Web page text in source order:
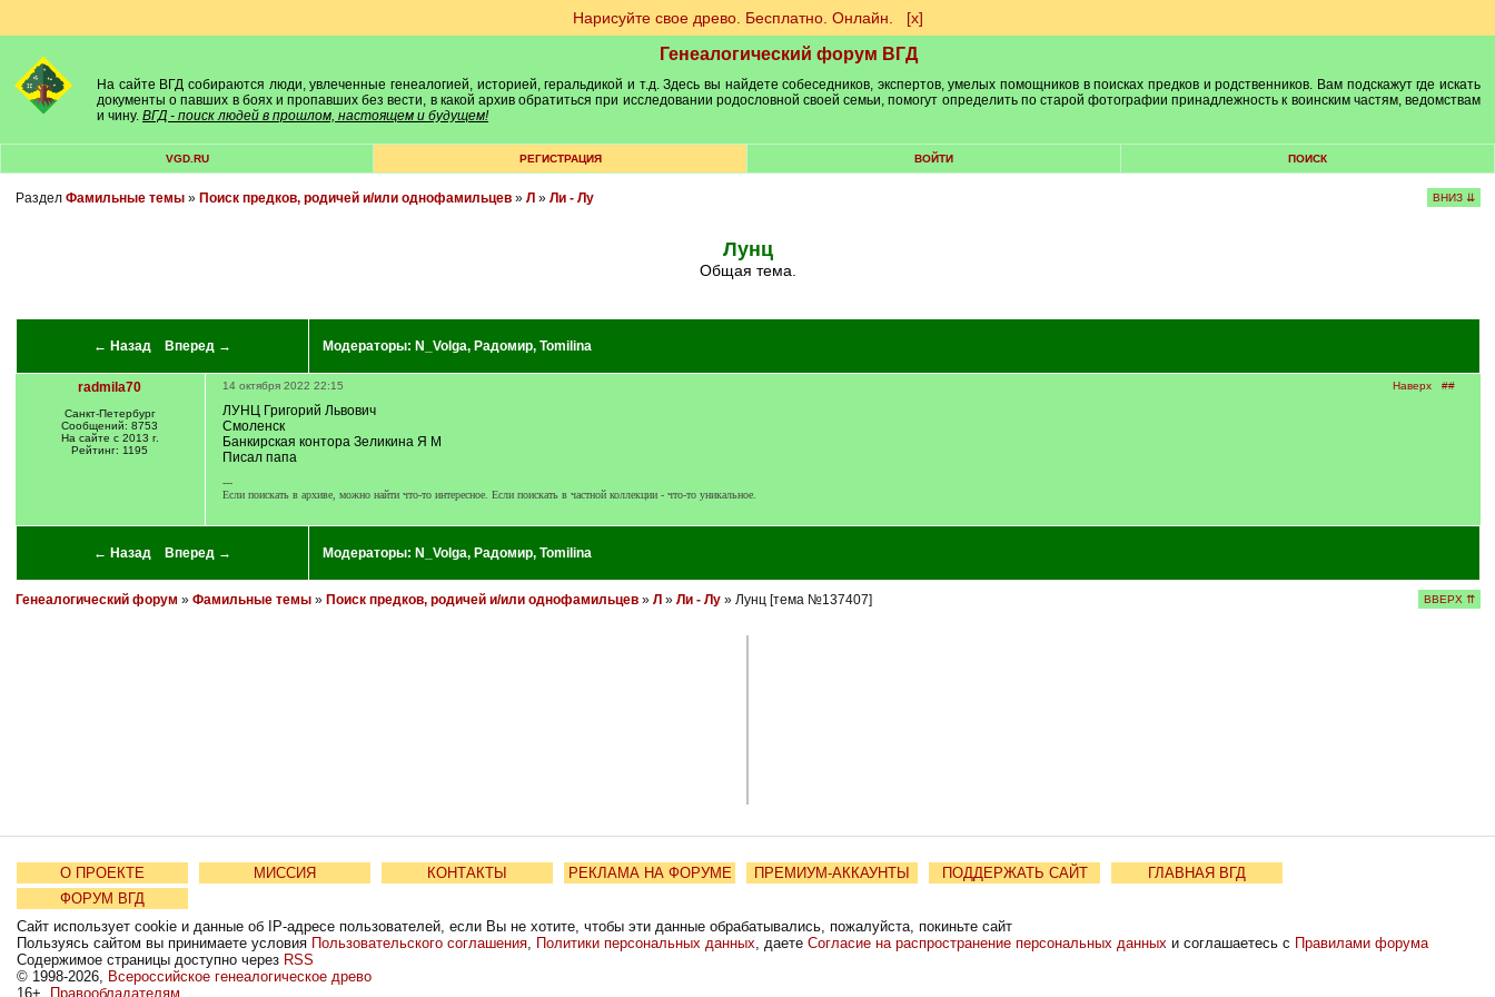
Нарисуйте свое древо. Бесплатно. Онлайн. [х]
Генеалогический форум ВГД
На сайте ВГД собираются люди, увлеченные генеалогией, историей, геральдикой и т.д. Здесь вы найдете собеседников, экспертов, умелых помощников в поисках предков и родственников. Вам подскажут где искать
документы о павших в боях и пропавших без вести, в какой архив обратиться при исследовании родословной своей семьи, помогут определить по старой фотографии принадлежность к воинским частям, ведомствам
и чину. ВГД - поиск людей в прошлом, настоящем и будущем!
VGD.RU РЕГИСТРАЦИЯ ВОЙТИ ПОИСК
Раздел Фамильные темы» Поиск предков, родичей и/или однофамильцев» Л » Ли - Лу ВНИЗ ⇊
Лунц
Общая тема.
← Назад Вперед → Модераторы: N_Volga, Радомир, Tomilina
radmila70
Санкт-Петербург
Сообщений: 8753
На сайте с 2013 г.
Рейтинг: 1195
Наверх ##
14 октября 2022 22:15
ЛУНЦ Григорий Львович
Смоленск
Банкирская контора Зеликина Я М
Писал папа
---
Если поискать в архиве, можно найти что-то интересное. Если поискать в частной коллекции - что-то уникальное.
← Назад Вперед → Модераторы: N_Volga, Радомир, Tomilina
Генеалогический форум » Фамильные темы» Поиск предков, родичей и/или однофамильцев» Л » Ли - Лу» Лунц [тема №137407] ВВЕРХ ⇈
О ПРОЕКТЕ МИССИЯ КОНТАКТЫ РЕКЛАМА НА ФОРУМЕ ПРЕМИУМ-АККАУНТЫ ПОДДЕРЖАТЬ САЙТ
ГЛАВНАЯ ВГД
ФОРУМ ВГД
Сайт использует cookie и данные об IP-адресе пользователей, если Вы не хотите, чтобы эти данные обрабатывались, пожалуйста, покиньте сайт
Пользуясь сайтом вы принимаете условия Пользовательского соглашения, Политики персональных данных, даете Согласие на распространение персональных данных и соглашаетесь с Правилами форума
Содержимое страницы доступно через RSS
© 1998-2026, Всероссийское генеалогическое древо
16+
Правообладателям